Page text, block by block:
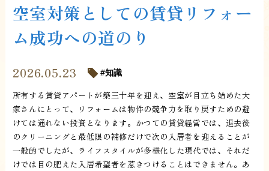
空室対策としての賃貸リフォー
ム成功への道のり
2026.05.23 知識
所有する賃貸アパートが築三十年を迎え、空室が目立ち始めた大
家さんにとって、リフォームは物件の競争力を取り戻すための避
けては通れない投資となります。かつての賃貸経営では、退去後
のクリーニングと最低限の補修だけで次の入居者を迎えることが
一般的でしたが、ライフスタイルが多様化した現代では、それだ
けでは目の肥えた入居希望者を惹きつけることはできません。あ